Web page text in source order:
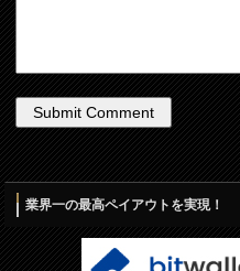
業界一の最高ペイアウトを実現！